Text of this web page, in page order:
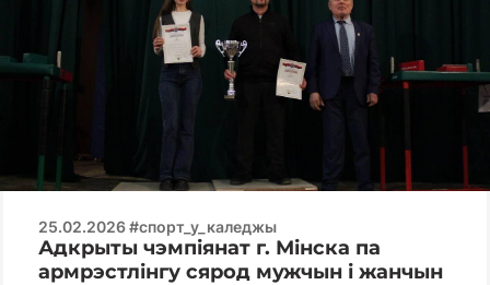
25.02.2026 #спорт_у_каледжы
Адкрыты чэмпіянат г. Мінска па
армрэстлінгу сярод мужчын і жанчын